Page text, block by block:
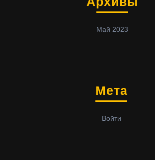
Май 2023
Мета
Войти